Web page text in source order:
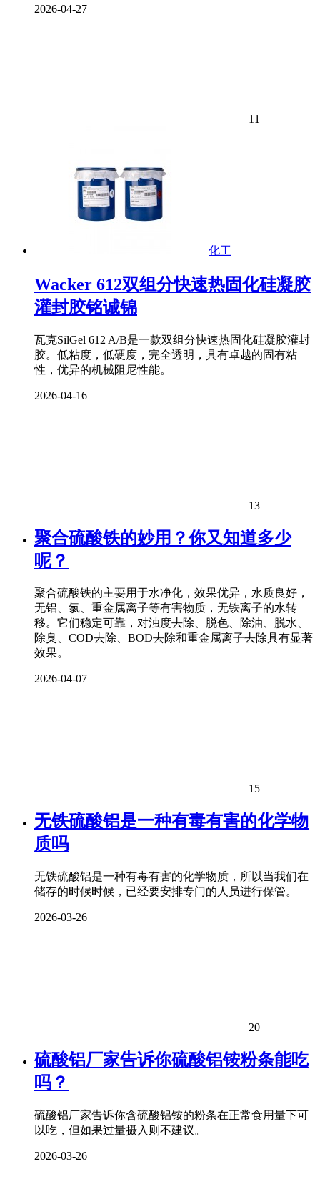
2026-04-27
11
化工
Wacker 612双组分快速热固化硅凝胶
灌封胶铭诚锦
瓦克SilGel 612 A/B是一款双组分快速热固化硅凝胶灌封
胶。低粘度，低硬度，完全透明，具有卓越的固有粘
性，优异的机械阻尼性能。
2026-04-16
13
聚合硫酸铁的妙用？你又知道多少
呢？
聚合硫酸铁的主要用于水净化，效果优异，水质良好，
无铝、氯、重金属离子等有害物质，无铁离子的水转
移。它们稳定可靠，对浊度去除、脱色、除油、脱水、
除臭、COD去除、BOD去除和重金属离子去除具有显著
效果。
2026-04-07
15
无铁硫酸铝是一种有毒有害的化学物
质吗
无铁硫酸铝是一种有毒有害的化学物质，所以当我们在
储存的时候时候，已经要安排专门的人员进行保管。
2026-03-26
20
硫酸铝厂家告诉你硫酸铝铵粉条能吃
吗？
硫酸铝厂家告诉你含硫酸铝铵的粉条在正常食用量下可
以吃，但如果过量摄入则不建议。
2026-03-26